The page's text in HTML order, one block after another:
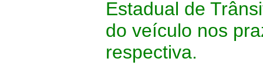
Estadual de
do veículo nos
respectiva.